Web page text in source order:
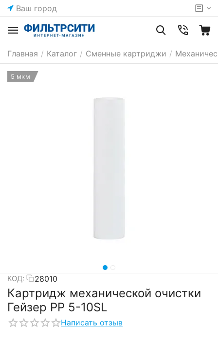
Ваш город
Главная / Каталог / Сменные картриджи /
5 мкм
КОД: 28010
Картридж механической очистки
Гейзер PP 5-10SL
Написать отзыв